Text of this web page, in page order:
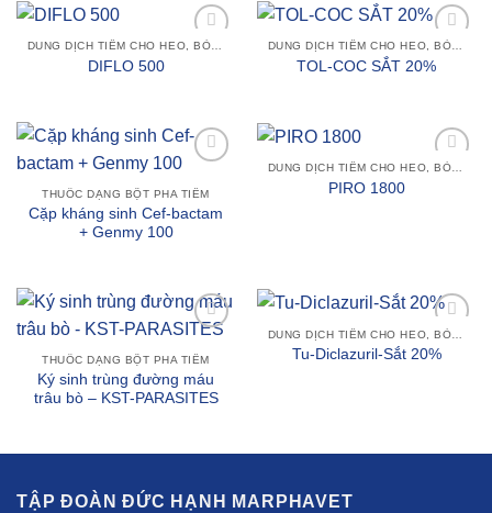
Add to
DUNG DỊCH TIÊM CHO HEO, BÒ SỮA, TRÂU BÒ VÀ GIA SÚC KHÁC
DIFLO 500
Add to
wishlist
DUNG DỊCH TIÊM CHO HEO, BÒ SỮA, TRÂU BÒ VÀ GIA SÚC KHÁC
TOL-COC SẮT 20%
wishlist
THUỐC DẠNG BỘT PHA TIÊM
Cặp kháng sinh Cef-bactam
+ Genmy 100
Add to
DUNG DỊCH TIÊM CHO HEO, BÒ SỮA, TRÂU BÒ VÀ GIA SÚC KHÁC
PIRO 1800
wishlist
THUỐC DẠNG BỘT PHA TIÊM
Ký sinh trùng đường máu
trâu bò – KST-PARASITES
Add to
wishlist
Tu-Diclazuril-Sắt 20%
TẬP ĐOÀN ĐỨC HẠNH MARPHAVET